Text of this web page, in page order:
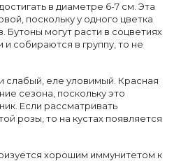
в диаметре 6-7 см. Эта
поскольку у одного цветка
Бутоны могут расти в соцветиях
собираются в группу, то не
еле уловимый. Красная
сезона, поскольку это
Если рассматривать
розы, то на кустах появляется
хорошим иммунитетом к